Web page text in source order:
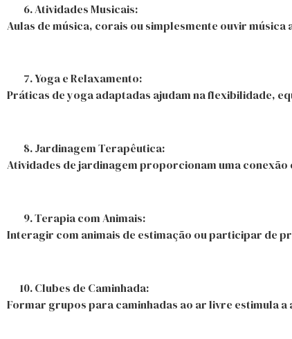
Atividades Musicais:
Aulas de música, corais ou simplesmente ouvir
Yoga e Relaxamento:
Práticas de yoga adaptadas ajudam na flexibilidade,
Jardinagem Terapêutica:
Atividades de jardinagem proporcionam uma
Terapia com Animais:
Interagir com animais de estimação ou participar de
Clubes de Caminhada:
Formar grupos para caminhadas ao ar livre estimula